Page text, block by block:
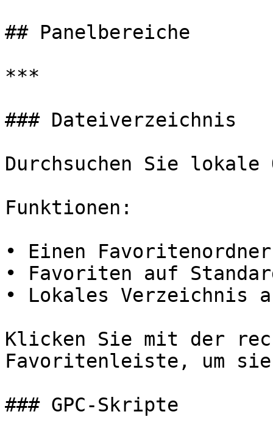
## Panelbereiche
***
### Dateiverzeichnis
Durchsuchen Sie lokale
Funktionen:
• Einen
• Favoriten auf
• Lokales Verzeichnis
Klicken Sie mit der
Favoritenleiste, um sie
### GPC-Skripte